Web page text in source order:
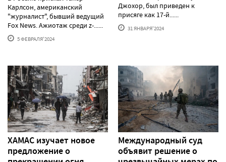
Карлсон, американский
"журналист", бывший ведущий
Fox News. Ажиотаж среди z-......
5 ФЕВРАЛЯ'2024
Джохор, был приведен к
присяге как 17-й......
31 ЯНВАРЯ'2024
ХАМАС изучает новое
предложение о
Международный суд
объявит решение о